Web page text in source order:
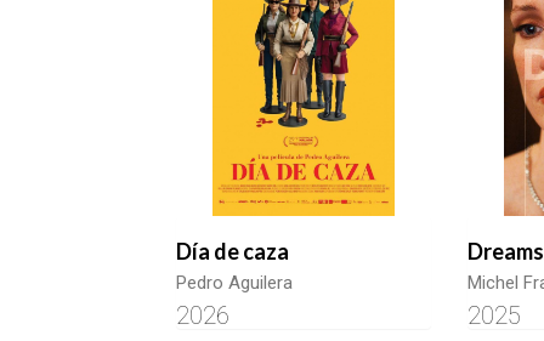
Día de caza
Pedro Aguilera
2026
Dreams
Michel
2025